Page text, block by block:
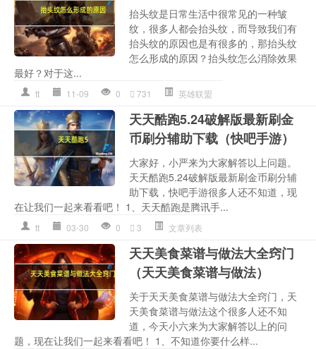
抬头纹是日常生活中很常见的一种皱
纹，很多人都会抬头纹，而导致我们有
抬头纹的原因也是有很多的，那抬头纹
怎么形成的原因？抬头纹怎么消除效果
最好？对于这...
tt 11-09 0 731 英雄联盟
天天酷跑5.24破解版最新刷金
币刷分辅助下载（快吧手游）
大家好，小严来为大家解答以上问题。
天天酷跑5.24破解版最新刷金币刷分辅
助下载，快吧手游很多人还不知道，现
在让我们一起来看看吧！ 1、 天天酷跑是腾讯手...
tt 03-30 0 3 文章列表
天天美食菜谱与做法大全窍门
（天天美食菜谱与做法）
关于天天美食菜谱与做法大全窍门，天
天美食菜谱与做法这个很多人还不知
道，今天小六来为大家解答以上的问
题，现在让我们一起来看看吧！ 1、不知道你要什么样...